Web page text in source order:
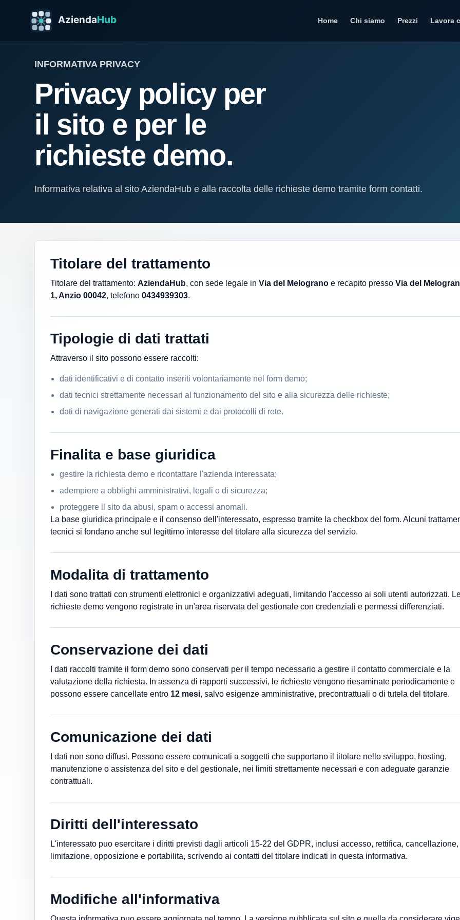
Home Chi siamo Prezzi Lavora
INFORMATIVA PRIVACY
Privacy policy per
il sito e per le
richieste demo.
Informativa relativa al sito AziendaHub e alla raccolta delle richieste demo tramite form contatti.
Titolare del trattamento
Titolare del trattamento:AziendaHub, con sede legale inVia del Melograno e recapito pressoVia del
1, Anzio 00042, telefono0434939303.
Tipologie di dati trattati
Attraverso il sito possono essere raccolti:
dati identificativi e di contatto inseriti volontariamente nel form demo;
dati tecnici strettamente necessari al funzionamento del sito e alla sicurezza delle richieste;
dati di navigazione generati dai sistemi e dai protocolli di rete.
Finalita e base giuridica
gestire la richiesta demo e ricontattare l'azienda interessata;
adempiere a obblighi amministrativi, legali o di sicurezza;
proteggere il sito da abusi, spam o accessi anomali.
La base giuridica principale e il consenso dell'interessato, espresso tramite la checkbox del form. Alcuni
tecnici si fondano anche sul legittimo interesse del titolare alla sicurezza del servizio.
Modalita di trattamento
I dati sono trattati con strumenti elettronici e organizzativi adeguati, limitando l'accesso ai soli utenti autorizzati.
richieste demo vengono registrate in un'area riservata del gestionale con credenziali e permessi differenziati.
Conservazione dei dati
I dati raccolti tramite il form demo sono conservati per il tempo necessario a gestire il contatto commerciale e la
valutazione della richiesta. In assenza di rapporti successivi, le richieste vengono riesaminate periodicamente e
possono essere cancellate entro 12 mesi, salvo esigenze amministrative, precontrattuali o di tutela del titolare.
Comunicazione dei dati
I dati non sono diffusi. Possono essere comunicati a soggetti che supportano il titolare nello sviluppo, hosting,
manutenzione o assistenza del sito e del gestionale, nei limiti strettamente necessari e con adeguate garanzie
contrattuali.
Diritti dell'interessato
L'interessato puo esercitare i diritti previsti dagli articoli 15-22 del GDPR, inclusi accesso, rettifica, cancellazione,
limitazione, opposizione e portabilita, scrivendo ai contatti del titolare indicati in questa informativa.
Modifiche all'informativa